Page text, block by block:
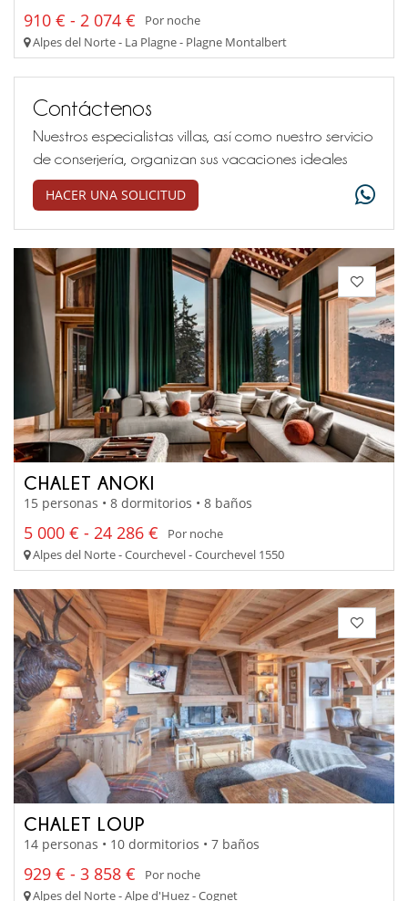
910 € - 2 074 €
Por noche
Alpes del Norte - La Plagne - Plagne Montalbert
Contáctenos
Nuestros especialistas villas, así como nuestro servicio
de conserjería, organizan sus vacaciones ideales
HACER UNA SOLICITUD
CHALET ANOKI
15 personas • 8 dormitorios • 8 baños
5 000 € - 24 286 €
Por noche
Alpes del Norte - Courchevel - Courchevel 1550
CHALET LOUP
14 personas • 10 dormitorios • 7 baños
929 € - 3 858 €
Por noche
Alpes del Norte - Alpe d'Huez - Cognet